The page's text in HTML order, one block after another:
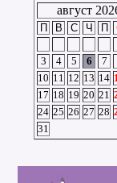
август
П В С Ч П
3
4 5 6 7
10 11 12 13 14
17 18 19 20 21
24 25 26 27 28
31